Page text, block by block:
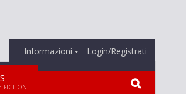
Informazioni Login/Registrati
FICTION